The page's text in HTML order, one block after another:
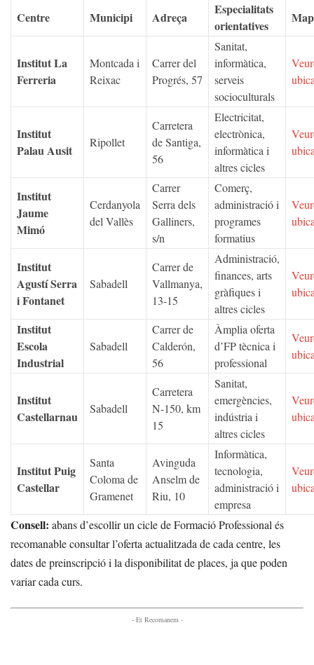
Centre Municipi Adreça
Especialitats
orientatives
Institut La
Ferreria
Montcada i
Reixac
Carrer del
Progrés, 57
Sanitat,
informàtica,
serveis
socioculturals
Institut
Palau Ausit
Ripollet
Carretera
de Santiga,
56
Electricitat,
electrònica,
informàtica i
altres cicles
Institut
Jaume
Mimó
Cerdanyola
del Vallès
Carrer
Serra dels
Galliners,
s/n
Comerç,
administració i
programes
formatius
Institut
Agustí Serra
i Fontanet
Sabadell
Carrer de
Vallmanya,
13-15
Administració,
finances, arts
gràfiques i
altres cicles
Institut
Escola
Industrial
Sabadell
Carrer de
Calderón,
56
Àmplia oferta
d’FP tècnica i
professional
Institut
Castellarnau
Sabadell
Carretera
N-150, km
15
Sanitat,
emergències,
indústria i
altres cicles
Institut Puig
Castellar
Santa
Coloma de
Gramenet
Avinguda
Anselm de
Riu, 10
Informàtica,
tecnologia,
administració i
empresa
Consell: abans d’escollir un cicle de Formació Professional és
recomanable consultar l’oferta actualitzada de cada centre, les
dates de preinscripció i la disponibilitat de places, ja que poden
variar cada curs.
- Et Recomanem -